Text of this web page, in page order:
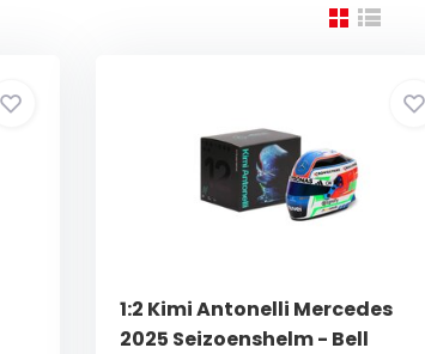
1:2 Kimi Antonelli Mercedes
2025 Seizoenshelm - Bell